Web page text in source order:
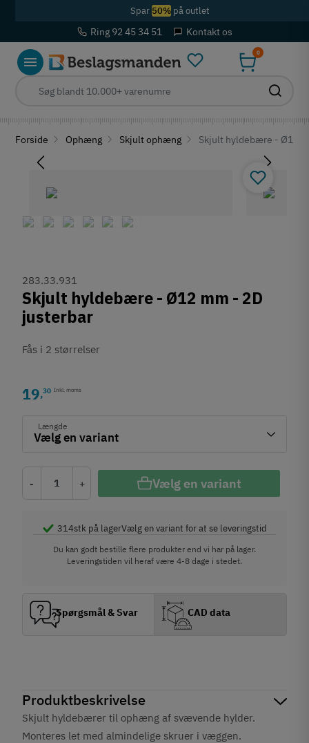
Spar 50%på outlet
Ring 92 45 34 51 Kontakt os
0
Forside Ophæng Skjult ophæng Skjult hyldebære - Ø12
Produktbeskrivelse
Skjult hyldebærer til ophæng af svævende hylder.
Monteres let med almindelige skruer i væggen.
283.33.931
Skjult hyldebære - Ø12 mm - 2D
justerbar
Fås i 2 størrelser
19,30 Inkl. moms
Længde
- + Vælg en variant
314stk på lagerVælg en variant for at se leveringstid
Du kan godt bestille flere produkter end vi har på lager.
Leveringstiden vil heraf være 4-8 dage i stedet.
Spørgsmål & Svar CAD data